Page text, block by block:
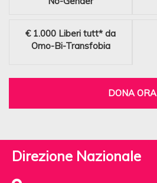
€ 1.000 Liberi tutt* da
Omo-Bi-Transfobia
DONA ORA
Direzione Nazionale